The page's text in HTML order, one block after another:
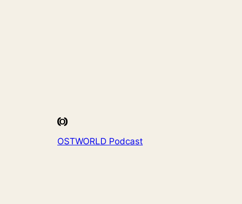
OSTWORLD Podcast